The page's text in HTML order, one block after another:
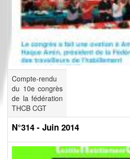
Compte-rendu
du 10e congrès
de la fédération
THCB CGT
N°314 - Juin 2014